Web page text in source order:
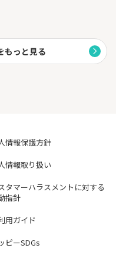
もっと見る
情報保護方針
情報取り扱い
タマーハラスメントに対する
指針
用ガイド
ピーSDGs